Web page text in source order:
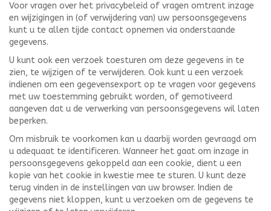
Voor vragen over het privacybeleid of vragen omtrent inzage
en wijzigingen in (of verwijdering van) uw persoonsgegevens
kunt u te allen tijde contact opnemen via onderstaande
gegevens.
U kunt ook een verzoek toesturen om deze gegevens in te
zien, te wijzigen of te verwijderen. Ook kunt u een verzoek
indienen om een gegevensexport op te vragen voor gegevens
met uw toestemming gebruikt worden, of gemotiveerd
aangeven dat u de verwerking van persoonsgegevens wil laten
beperken.
Om misbruik te voorkomen kan u daarbij worden gevraagd om
u adequaat te identificeren. Wanneer het gaat om inzage in
persoonsgegevens gekoppeld aan een cookie, dient u een
kopie van het cookie in kwestie mee te sturen. U kunt deze
terug vinden in de instellingen van uw browser. Indien de
gegevens niet kloppen, kunt u verzoeken om de gegevens te